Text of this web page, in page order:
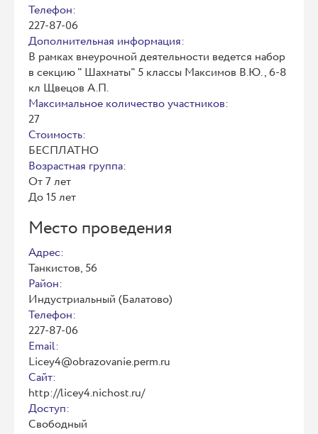
Телефон:
227-87-06
Дополнительная информация:
В рамках внеурочной деятельности ведется набор
в секцию " Шахматы" 5 классы Максимов В.Ю., 6-8
кл Щвецов А.П.
Максимальное количество участников:
27
Стоимость:
БЕСПЛАТНО
Возрастная группа:
От 7 лет
До 15 лет
Место проведения
Адрес:
Танкистов, 56
Район:
Индустриальный (Балатово)
Телефон:
227-87-06
Email:
Licey4@obrazovanie.perm.ru
Сайт:
http://licey4.nichost.ru/
Доступ:
Свободный